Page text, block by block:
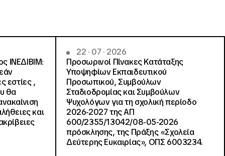
ΙΝΕΔΙΒΙΜ:
εστίες ,
θα
και
22 · 07 · 2026
Προσωρινοί Πίνακες Κατάταξης
Υποψηφίων Εκπαιδευτικού
Προσωπικού, Συμβούλων
Σταδιοδρομίας και Συμβούλων
Ψυχολόγων για τη σχολική περίοδο
2026-2027 της ΑΠ
600/2355/13042/08-05-2026
πρόσκλησης, της Πράξης «Σχολεία
Δεύτερης Ευκαιρίας», ΟΠΣ 6003234.